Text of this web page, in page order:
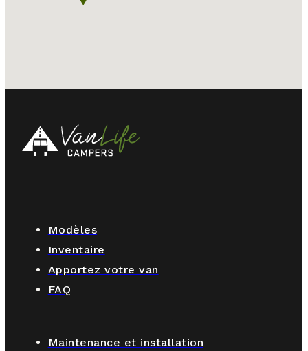
Modèles
Inventaire
Apportez votre van
FAQ
Maintenance et installation